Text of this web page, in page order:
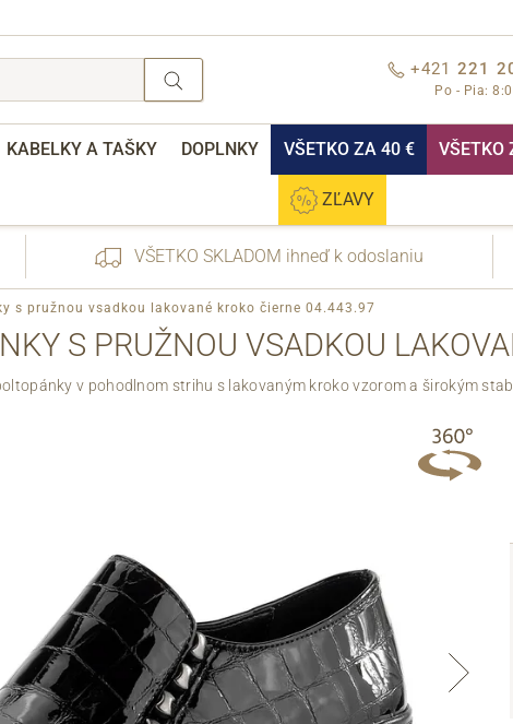
+421 221
Po - Pia:
KABELKY A TAŠKY DOPLNKY VŠETKO ZA 40 € VŠETKO
ZĽAVY
VŠETKO SKLADOM ihneď k odoslaniu
s pružnou vsadkou lakované kroko čierne 04.443.97
S PRUŽNOU VSADKOU
v pohodlnom strihu s lakovaným kroko vzorom a širokým